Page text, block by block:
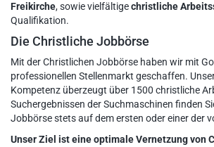
Freikirche, sowie vielfältigechristliche
Qualifikation.
Die Christliche Jobbörse
Mit der Christlichen Jobbörse haben wir mit
professionellen Stellenmarkt geschaffen.
Kompetenz überzeugt über 1500 christliche
Suchergebnissen der Suchmaschinen finden
Jobbörse stets auf dem ersten oder einer der
Unser Ziel ist eine optimale Vernetzung von